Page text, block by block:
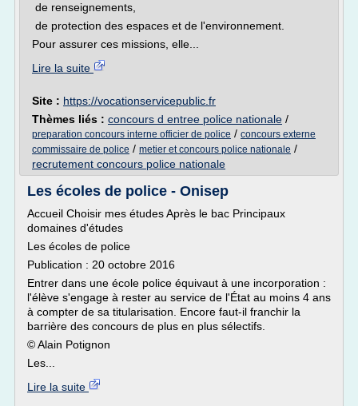
de renseignements,
de protection des espaces et de l'environnement.
Pour assurer ces missions, elle...
Lire la suite
Site : https://vocationservicepublic.fr
Thèmes liés : concours d entree police nationale /
preparation concours interne officier de police / concours externe
commissaire de police / metier et concours police nationale /
recrutement concours police nationale
Les écoles de police - Onisep
Accueil Choisir mes études Après le bac Principaux
domaines d'études
Les écoles de police
Publication : 20 octobre 2016
Entrer dans une école police équivaut à une incorporation :
l'élève s'engage à rester au service de l'État au moins 4 ans
à compter de sa titularisation. Encore faut-il franchir la
barrière des concours de plus en plus sélectifs.
© Alain Potignon
Les...
Lire la suite